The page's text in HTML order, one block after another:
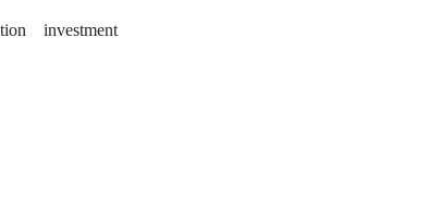
investment